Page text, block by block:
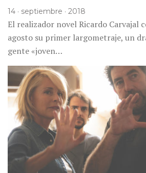
14 · septiembre · 2018
El realizador novel Ricardo Carvajal
agosto su primer largometraje, un
gente «joven…